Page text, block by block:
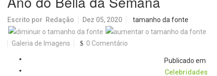
Escrito por Redação Dez 05, 2020 tamanho da fonte
Galeria de Imagens 0 Comentário
Publicado em
Celebridades